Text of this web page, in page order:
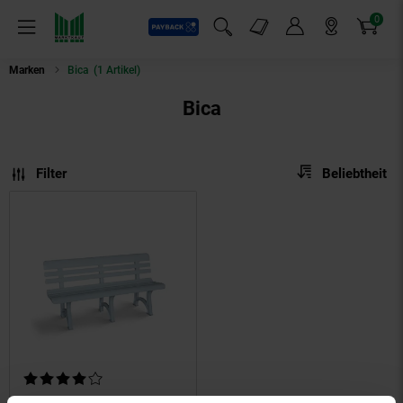
Menü
Payback
Suchfeld einblenden
Markt-Angebote 0
Artikel
Marken Bica (1 Artikel)
Bica
Filter Sortierung:
Beliebtheit
Kundenbewertung: 4,2 von 5 Sternen